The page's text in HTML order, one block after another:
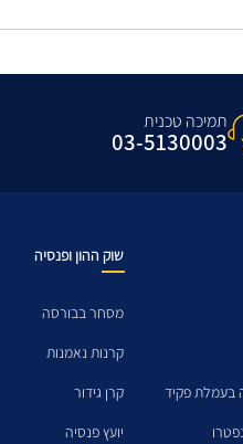
תמיכה טכנית
03-5130003
בעמלת פקיד
שוק ההון ופנסיה
מסחר בבורסה
קרנות נאמנות
קרן גידור
יועץ פנסיה